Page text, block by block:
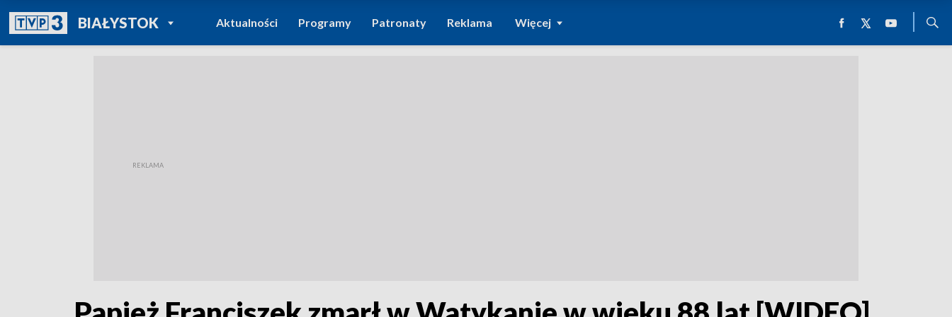
BIAŁYSTOKPOWRÓT DO
TVP REGIONY
Aktualności Programy Patronaty Reklama Więcej